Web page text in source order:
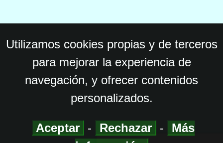
Utilizamos cookies propias y de terceros
para mejorar la experiencia de
navegación, y ofrecer contenidos
personalizados.
Aceptar - Rechazar -
Más